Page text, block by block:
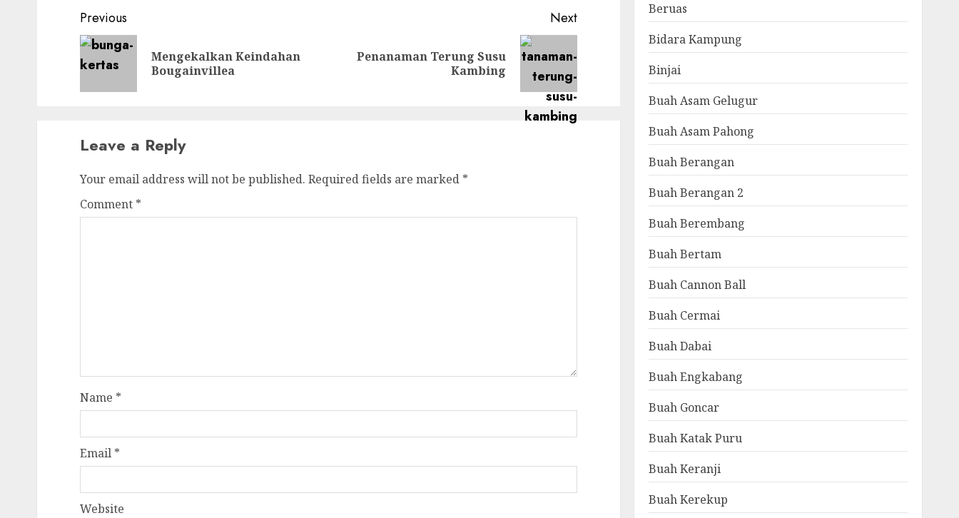
Post
navigation
Previous
Previous
Mengekalkan Keindahan
Bougainvillea
Next
NextPenanaman Terung Susu
Kambing
Leave a Reply
Your email address will not be published. Required fields are marked *
Comment *
Name *
Email *
Website
Beruas
Bidara Kampung
Binjai
Buah Asam Gelugur
Buah Asam Pahong
Buah Berangan
Buah Berangan 2
Buah Berembang
Buah Bertam
Buah Cannon Ball
Buah Cermai
Buah Dabai
Buah Engkabang
Buah Goncar
Buah Katak Puru
Buah Keranji
Buah Kerekup